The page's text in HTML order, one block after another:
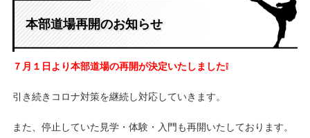
お問い合わせ
本部道場再開のお知らせ
７月１日より本部道場の再開が決定いたしました❕
引き続きコロナ対策を継続し対応していきます。
また、停止していた見学・体験・入門も再開いたしております。